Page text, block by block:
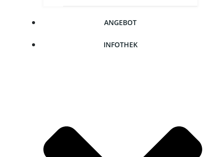
ANGE­BOT
INFO­THEK